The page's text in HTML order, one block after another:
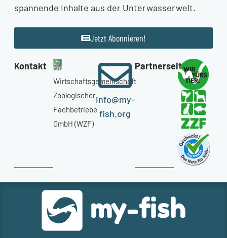
spannende Inhalte aus der Unterwasserwelt.
Jetzt Abonnieren!
Kontakt
Wirtschaftsgemeinschaft
Zoologischer
Fachbetriebe
GmbH (WZF)
info@my-
fish.org
Partnerseiten